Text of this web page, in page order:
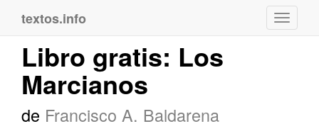
textos.info
Libro gratis: Los
Marcianos
de Francisco A. Baldarena